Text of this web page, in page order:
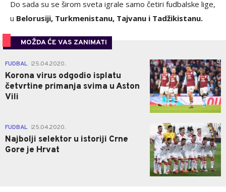
Do sada su se širom sveta igrale samo četiri fudbalske lige,
u Belorusiji, Turkmenistanu, Tajvanu i Tadžikistanu.
MOŽDA ĆE VAS ZANIMATI
FUDBAL 25.04.2020.
Korona virus odgodio isplatu
četvrtine primanja svima u Aston
Vili
0
FUDBAL 25.04.2020.
Najbolji selektor u istoriji Crne
Gore je Hrvat
0